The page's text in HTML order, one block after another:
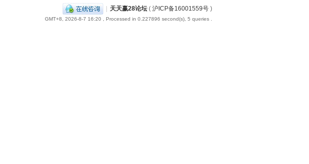
| 天天赢28论坛 ( 沪ICP备16001559号 )
GMT+8, 2026-8-7 16:20 , Processed in 0.227896 second(s), 5 queries .